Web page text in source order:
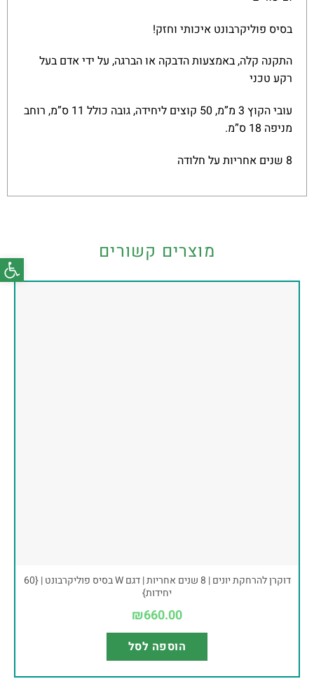
בסיס פוליקרבונט איכותי וחזק!
התקנה קלה, באמצעות הדבקה או הברגה, על ידי אדם בעל
רקע טכני
עובי הקוץ 3 מ”מ, 50 קוצים ליחידה, גובה כולל 11 ס”מ, רוחב
מניפה 18 ס”מ.
8 שנים אחריות על חלודה
מוצרים קשורים
דוקרן להרחקת יונים | 8 שנים אחריות | דגם W בסיס פוליקרבונט | {60
יחידות}
₪660.00
הוספה לסל
פתח